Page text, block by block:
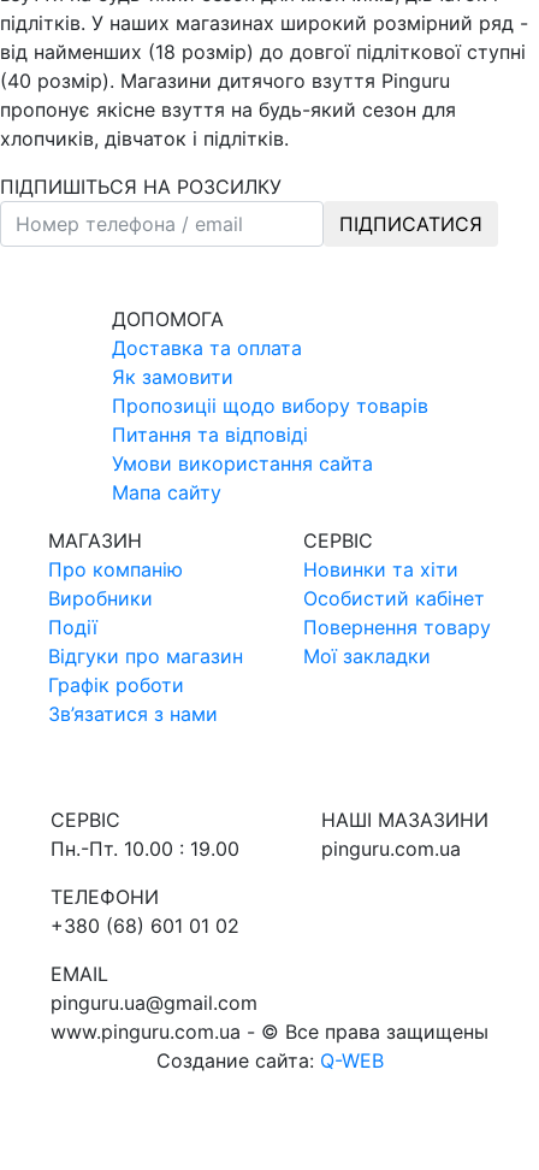
підлітків. У наших магазинах широкий розмірний ряд -
від найменших (18 розмір) до довгої підліткової ступні
(40 розмір). Магазини дитячого взуття Pinguru
пропонує якісне взуття на будь-який сезон для
хлопчиків, дівчаток і підлітків.
ПІДПИШІТЬСЯ НА РОЗСИЛКУ
ПІДПИСАТИСЯ
ДОПОМОГА
Доставка та оплата
Як замовити
Пропозицii щодо вибору товарiв
Питання та вiдповiдi
Умови використання сайта
Мапа сайту
МАГАЗИН
Про компанiю
Виробники
Події
Відгуки про магазин
Графік роботи
Зв’язатися з нами
СЕРВIС
Новинки та хiти
Особистий кабінет
Повернення товару
Мої закладки
СЕРВIС
Пн.-Пт. 10.00 : 19.00
ТЕЛЕФОНИ
+380 (68) 601 01 02
EMAIL
pinguru.ua@gmail.com
НАШI МАЗАЗИНИ
pinguru.com.ua
www.pinguru.com.ua - © Все права защищены
Создание сайта: Q-WEB